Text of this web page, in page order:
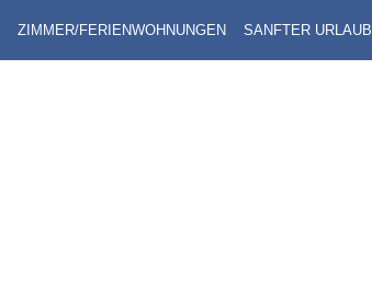
ZIMMER/FERIENWOHNUNGEN SANFTER URLAUB